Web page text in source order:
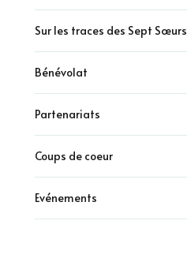
Sur les traces des Sept Sœurs
Bénévolat
Partenariats
Coups de coeur
Evénements